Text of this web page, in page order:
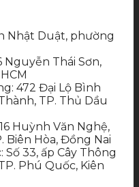
Nhật Duật, phường
Nguyễn Thái Sơn,
472 Đại Lộ Bình
TP. Thủ Dầu
Huỳnh Văn Nghệ,
Biên Hòa, Đồng Nai
33, ấp Cây Thông
Phú Quốc, Kiên